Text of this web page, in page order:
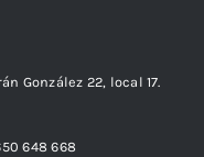
González 22, local 17.
648 668